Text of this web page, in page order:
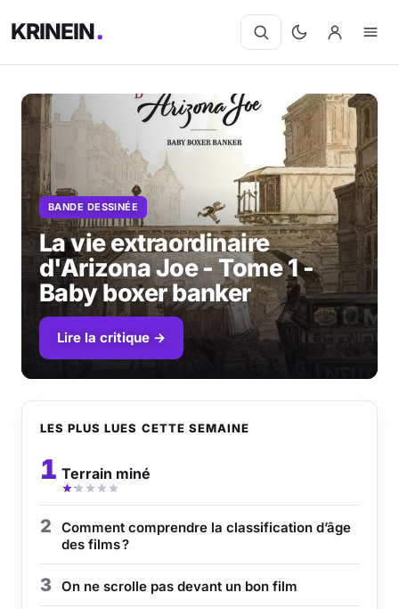
KRINEIN
Cinéma
Séries
Manga
BD
Livres
Jeux vidéo
Musique
Sortir
Sciences & Tech
Forum
BANDE DESSINÉE
La vie extraordinaire
d'Arizona Joe - Tome 1 -
Baby boxer banker
Lire la critique →
LES PLUS LUES CETTE SEMAINE
1 Terrain miné
2
Comment comprendre la classification d’âge
des films ?
3 On ne scrolle pas devant un bon film